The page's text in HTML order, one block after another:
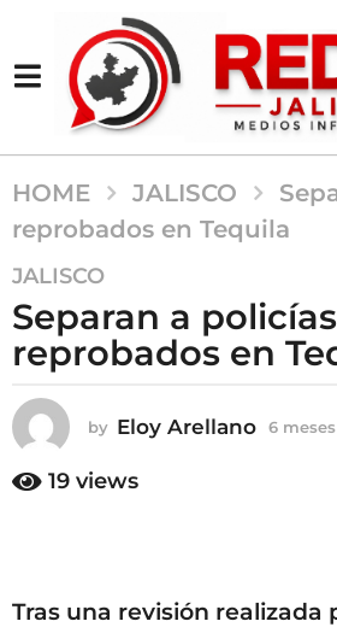
HOME JALISCO
reprobados en Tequila
6
m
e
s
s
a
g
s
JALISCO
Separan a policías
reprobados en
by Eloy Arellano 6
19 views
Tras una revisión realizada